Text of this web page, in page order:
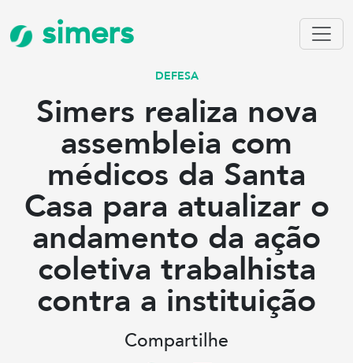
simers
DEFESA
Simers realiza nova
assembleia com
médicos da Santa
Casa para atualizar o
andamento da ação
coletiva trabalhista
contra a instituição
Compartilhe